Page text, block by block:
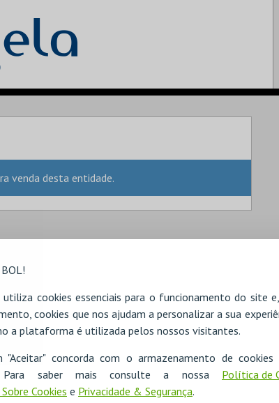
cookies essenciais para o funcionamento do site
cookies que nos ajudam a personalizar a sua
a plataforma é utilizada pelos nossos visitantes.
"Aceitar" concorda com o armazenamento de cookies
Para saber mais consulte a nossa Política de
Cookies e Privacidade & Segurança.
venda desta entidade.